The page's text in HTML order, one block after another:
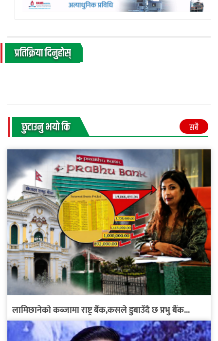
प्रतिक्रिया दिनुहोस्
छुटाउनु भयाे कि सबै
लामिछानेको कब्जामा राष्ट्र बैंक,कसले डुबाउँदै छ प्रभु बैंक...